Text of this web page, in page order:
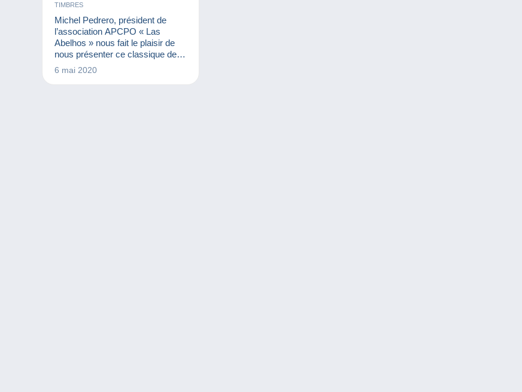
TIMBRES
Michel Pedrero, président de
l’association APCPO « Las
Abelhos » nous fait le plaisir de
nous présenter ce classique de la
philatélie américaine. Le Blue Boy
6 mai 2020